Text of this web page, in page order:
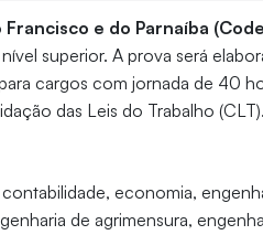
e do Parnaíba
superior. A prova será
cargos com jornada de 40
das Leis do Trabalho
economia,
de agrimensura,